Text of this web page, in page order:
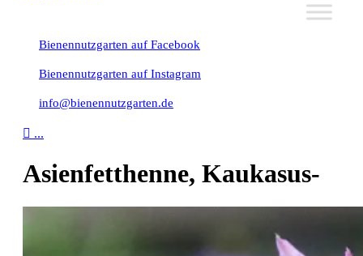
Bienennutzgarten auf Facebook
Bienennutzgarten auf Instagram
info@bienennutzgarten.de
 ...
Asienfetthenne, Kaukasus-